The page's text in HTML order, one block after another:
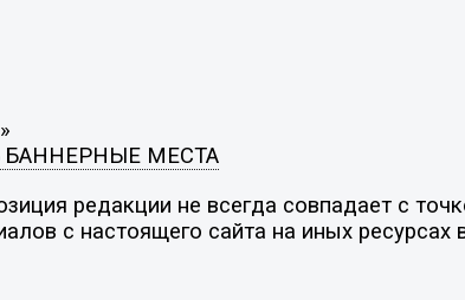
БАННЕРНЫЕ МЕСТА
редакции не всегда совпадает с
с настоящего сайта на иных ресурсах